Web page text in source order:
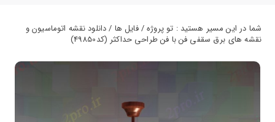
شما در این مسیر هستید : تو پروژه / فایل ها / دانلود نقشه اتوماسیون و
نقشه های برق سقفی فن با فن طراحی حداکثر (کد49850)